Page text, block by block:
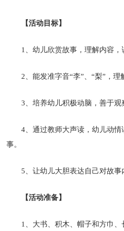
【活动目标】
1、幼儿欣赏故事，理解内容，
2、能发准字音“李”、“梨”，理
3、培养幼儿积极动脑，善于观
4、通过教师大声读，幼儿动
事。
5、让幼儿大胆表达自己对故事
【活动准备】
1、大书、积木、帽子和方巾、